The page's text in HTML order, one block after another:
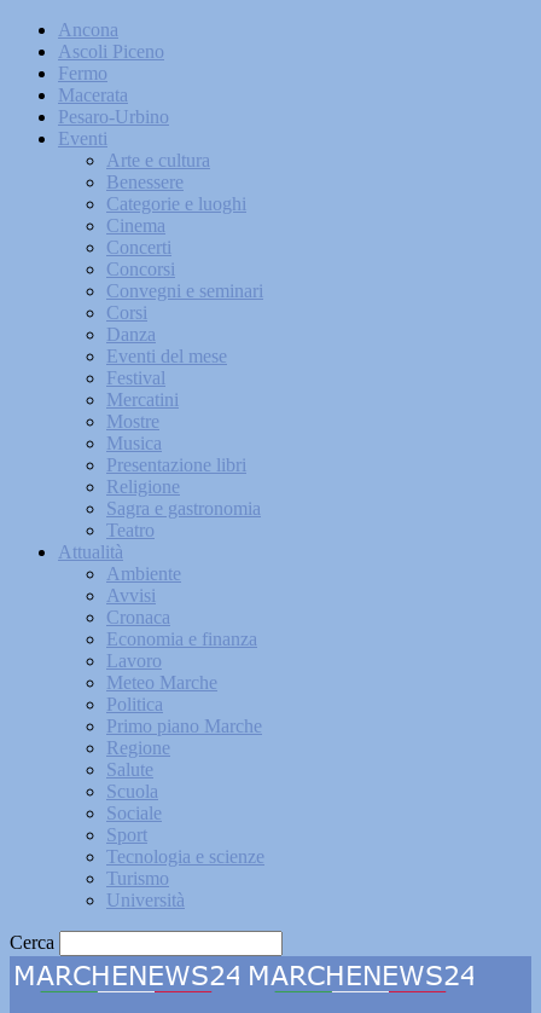
Ancona
Ascoli Piceno
Fermo
Macerata
Pesaro-Urbino
Eventi
Arte e cultura
Benessere
Categorie e luoghi
Cinema
Concerti
Concorsi
Convegni e seminari
Corsi
Danza
Eventi del mese
Festival
Mercatini
Mostre
Musica
Presentazione libri
Religione
Sagra e gastronomia
Teatro
Attualità
Ambiente
Avvisi
Cronaca
Economia e finanza
Lavoro
Meteo Marche
Politica
Primo piano Marche
Regione
Salute
Scuola
Sociale
Sport
Tecnologia e scienze
Turismo
Università
Cerca